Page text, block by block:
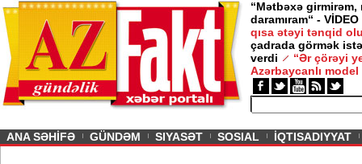
“Mətbəxə girmirəm,
daramıram“ - VİDEO
qısa ətəyi tənqid
çadrada görmək
verdi
“Ər çörəyi
Azərbaycanlı model
ANA SƏHİFƏ GÜNDƏM SIYASƏT SOSIAL İQTISADIYYAT